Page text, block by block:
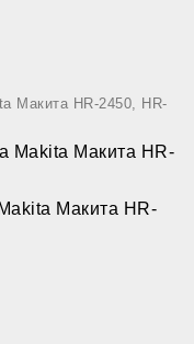
Макита HR-2450, HR-
Макита HR-